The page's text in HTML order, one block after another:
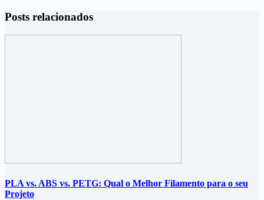
Posts relacionados
PLA vs. ABS vs. PETG: Qual o Melhor Filamento para o seu
Projeto